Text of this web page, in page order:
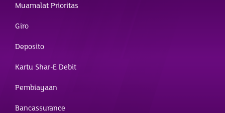
Muamalat Prioritas
Giro
Deposito
Kartu Shar-E Debit
Pembiayaan
Bancassurance